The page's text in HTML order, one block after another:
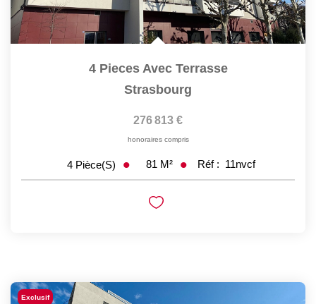
4 Pieces Avec Terrasse
Strasbourg
276 813 €
honoraires compris
4 Pièce(s) 81 M² Réf : 11nvcf
Exclusif